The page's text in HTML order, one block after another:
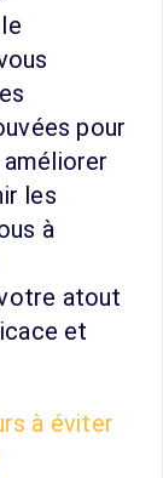
pour
les
à
atout
et
à éviter